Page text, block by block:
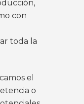
con
toda la
el
o